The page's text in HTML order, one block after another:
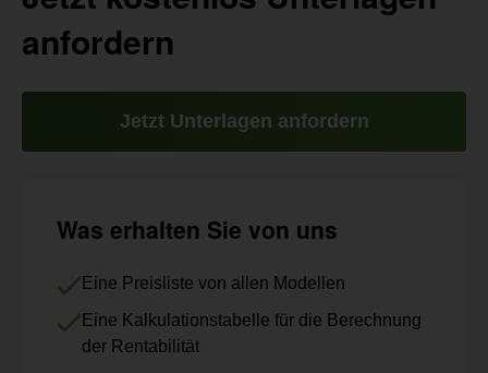
anfordern
Jetzt Unterlagen anfordern
Was erhalten Sie von uns
Eine Preisliste von allen Modellen
Eine Kalkulationstabelle für die Berechnung
der Rentabilität